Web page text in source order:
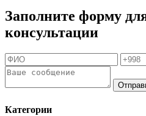
Заполните форму
консультации
Категории